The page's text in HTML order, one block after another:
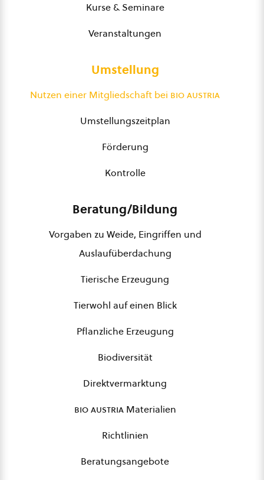
Kurse & Seminare
Veranstaltungen
Umstellung
Nutzen einer Mitgliedschaft bei bio austria
Umstellungszeitplan
Förderung
Kontrolle
Beratung/Bildung
Vorgaben zu Weide, Eingriffen und
Auslaufüberdachung
Tierische Erzeugung
Tierwohl auf einen Blick
Pflanzliche Erzeugung
Biodiversität
Direktvermarktung
bio austriaMaterialien
Richtlinien
Beratungsangebote